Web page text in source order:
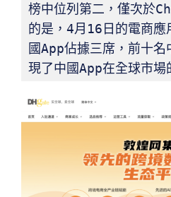
榜中位列第二，僅次於
的是，4月16日的電商應
國App佔據三席，前十
現了中國App在全球市場